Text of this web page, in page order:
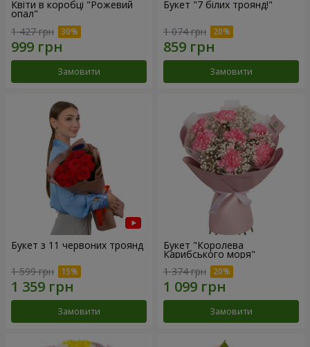
Квіти в коробці "Рожевий
опал"
1 427 грн
Замовити
Букет "7 білих троянд!"
1 074 грн
Замовити
Букет з 11 червоних троянд
1 599 грн
Замовити
Букет "Королева
Карибського моря"
1 374 грн
Замовити